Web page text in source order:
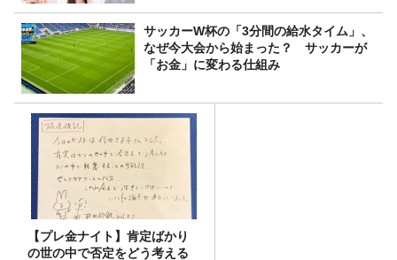
サッカーW杯の「3分間の給水タイム」、
なぜ今大会から始まった？ サッカーが
「お金」に変わる仕組み
【プレ金ナイト】肯定ばかり
の世の中で否定をどう考える